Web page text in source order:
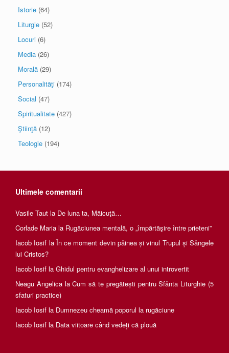
Istorie (64)
Liturgie (52)
Locuri (6)
Media (26)
Morală (29)
Personalităţi (174)
Social (47)
Spiritualitate (427)
Ştiinţă (12)
Teologie (194)
Ultimele comentarii
Vasile Taut la De luna ta, Măicuţă…
Corlade Maria la Rugăciunea mentală, o „împărtăşire între prieteni”
Iacob Iosif la În ce moment devin pâinea și vinul Trupul și Sângele
lui Cristos?
Iacob Iosif la Ghidul pentru evanghelizare al unui introvertit
Neagu AngelicalaCum să te pregătești pentru Sfânta Liturghie (5
sfaturi practice)
Iacob Iosif la Dumnezeu cheamă poporul la rugăciune
Iacob Iosif la Data viitoare când vedeți că plouă